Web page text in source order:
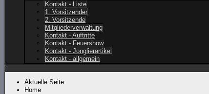
Kontakt - Liste
1. Vorsitzender
2. Vorsitzende
Mitgliederverwaltung
Kontakt - Auftritte
Kontakt - Feuershow
Kontakt - Jonglierartikel
Kontakt - allgemein
Aktuelle Seite:
Home